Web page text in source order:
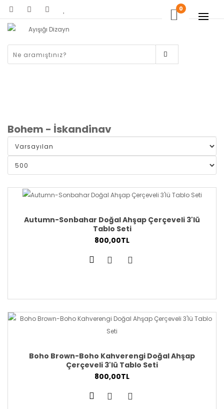
0
Bohem - İskandinav
Autumn-Sonbahar Doğal Ahşap Çerçeveli 3'lü
Tablo Seti
800,00TL
Boho Brown-Boho Kahverengi Doğal Ahşap
Çerçeveli 3'lü Tablo Seti
800,00TL